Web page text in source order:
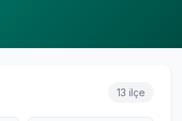
13 ilçe